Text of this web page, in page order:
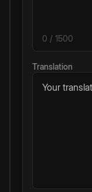
0 / 1500
Translation
Your